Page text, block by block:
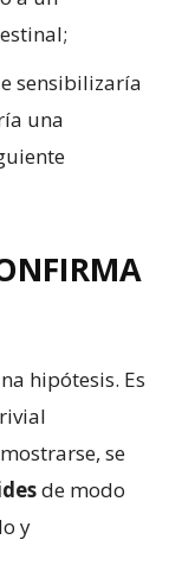
sensibilizaría
una
hipótesis. Es
se
de modo
y